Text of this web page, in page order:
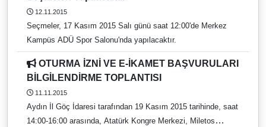
12.11.2015
Seçmeler, 17 Kasım 2015 Salı günü saat 12:00'de Merkez
Kampüs ADÜ Spor Salonu'nda yapılacaktır.
BİLGİLENDİRME TOPLANTISI
11.11.2015
Aydın İl Göç İdaresi tarafından 19 Kasım 2015 tarihinde, saat
14:00-16:00 arasında, Atatürk Kongre Merkezi, Miletos